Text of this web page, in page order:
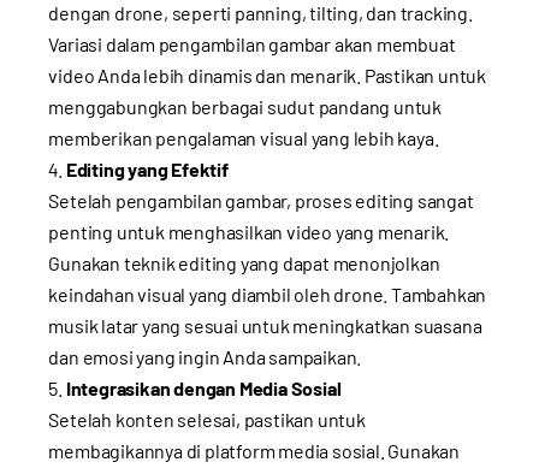
dengan drone, seperti panning, tilting, dan tracking.
Variasi dalam pengambilan gambar akan membuat
video Anda lebih dinamis dan menarik. Pastikan untuk
menggabungkan berbagai sudut pandang untuk
memberikan pengalaman visual yang lebih kaya.
Editing yang Efektif
Setelah pengambilan gambar, proses editing sangat
penting untuk menghasilkan video yang menarik.
Gunakan teknik editing yang dapat menonjolkan
keindahan visual yang diambil oleh drone. Tambahkan
musik latar yang sesuai untuk meningkatkan suasana
dan emosi yang ingin Anda sampaikan.
Integrasikan dengan Media Sosial
Setelah konten selesai, pastikan untuk
membagikannya di platform media sosial. Gunakan